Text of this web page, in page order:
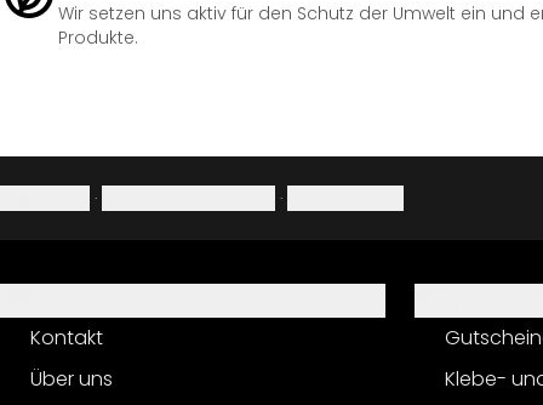
Wir setzen uns aktiv für den Schutz der Umwelt ein und
Produkte.
· ·
Kontakt
Über uns
Klebe-